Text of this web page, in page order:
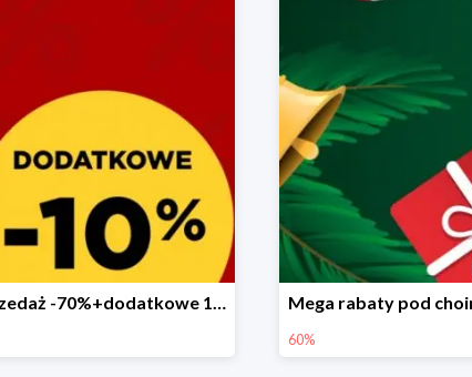
Wyprzedaż -70%+dodatkowe 10%
60%